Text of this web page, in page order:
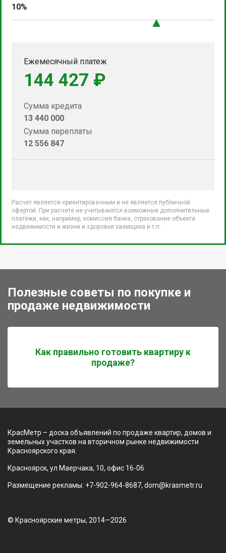
10%
Ежемесячный платеж
144 427 ₽
Сумма кредита
13 440 000
Сумма переплаты
12 556 847
Расчет является ориентировачным и не является публичной
офертой. При расчете не учитываются возможные дополнительные
платежи, как, например, комиссия банка, страхование объекта
недвижимости и жизни и здоровья заемщика и т.п.
Полезные советы по покупке и
продаже недвижимости
Как правильно готовить квартиру к
продаже?
КрасМетр – доска объявлений по продаже квартир, домов и
земельных участков на вторичном рынке недвижимости
Красноярского края.
Красноярск, ул Маерчака, 10, офис 16-06
Размещение рекламы: +7-902-964-8687, dom@krasmetr.ru
© Красноярские метры, 2014—2026